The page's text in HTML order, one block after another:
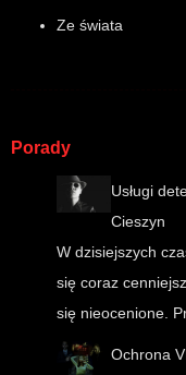
Ze świata
Porady
Usługi
Cieszyn
W dzisiejszych
się coraz
się nieocenione.
Ochrona